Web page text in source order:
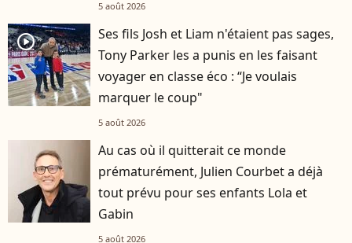
5 août 2026
player2
Ses fils Josh et Liam n'étaient pas sages,
Tony Parker les a punis en les faisant
voyager en classe éco : “Je voulais
marquer le coup"
5 août 2026
Au cas où il quitterait ce monde
prématurément, Julien Courbet a déjà
tout prévu pour ses enfants Lola et
Gabin
5 août 2026